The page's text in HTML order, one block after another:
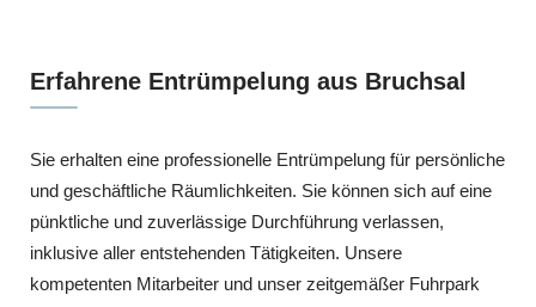
Erfahrene Entrümpelung aus Bruchsal
Sie erhalten eine professionelle Entrümpelung für persönliche
und geschäftliche Räumlichkeiten. Sie können sich auf eine
pünktliche und zuverlässige Durchführung verlassen,
inklusive aller entstehenden Tätigkeiten. Unsere
kompetenten Mitarbeiter und unser zeitgemäßer Fuhrpark